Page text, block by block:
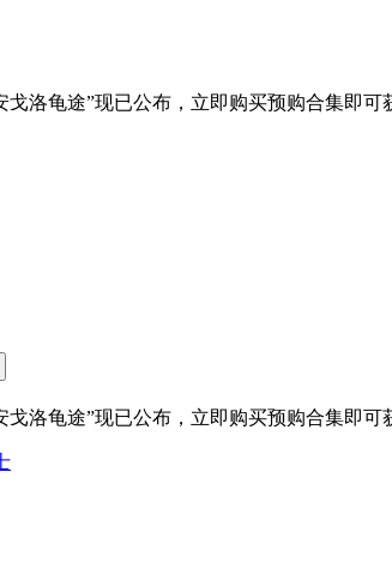
戈洛龟途”现已公布，立即购买预购合集即
戈洛龟途”现已公布，立即购买预购合集即